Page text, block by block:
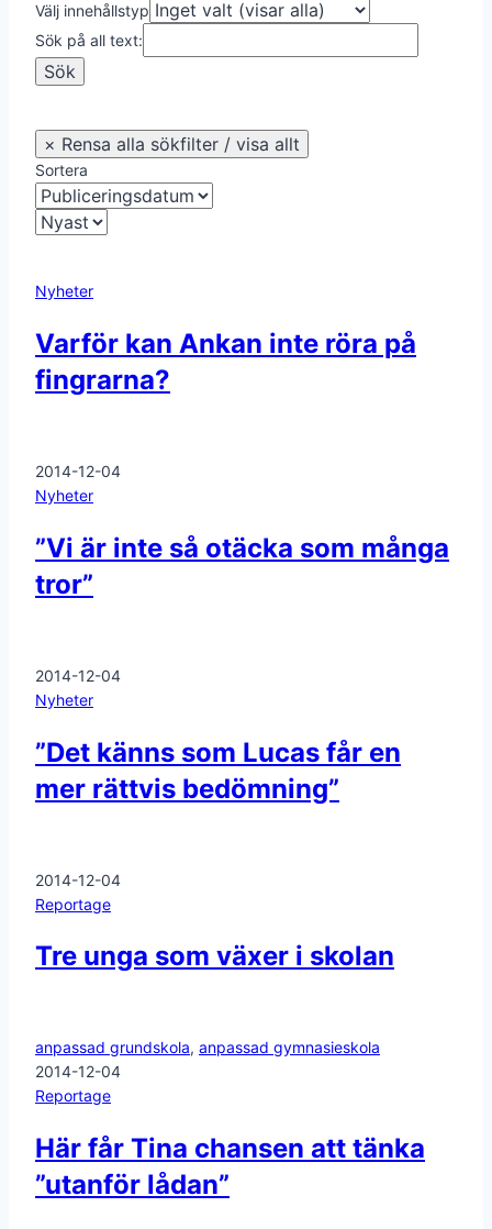
Välj innehållstyp
Sök på all text:
Sortera
Nyheter
Varför kan Ankan inte röra på
fingrarna?
2014-12-04
Nyheter
”Vi är inte så otäcka som många
tror”
2014-12-04
Nyheter
”Det känns som Lucas får en
mer rättvis bedömning”
2014-12-04
Reportage
Tre unga som växer i skolan
anpassad grundskola, anpassad gymnasieskola
2014-12-04
Reportage
Här får Tina chansen att tänka
”utanför lådan”